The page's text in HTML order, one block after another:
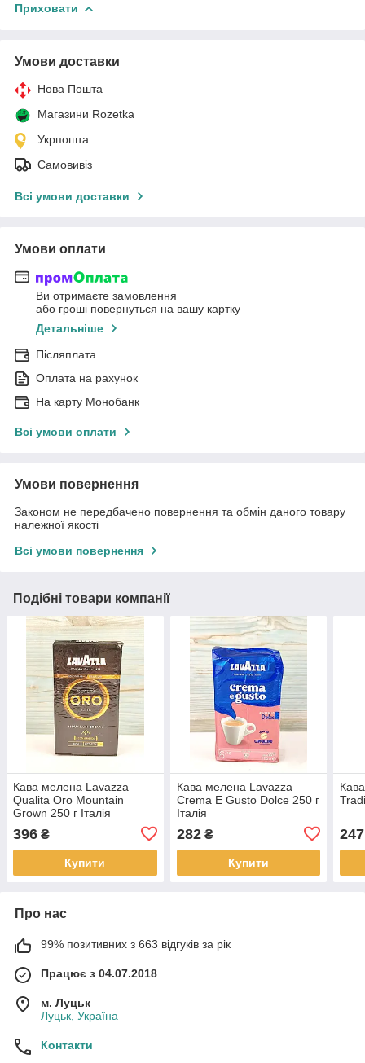
Приховати
Умови доставки
Нова Пошта
Магазини Rozetka
Укрпошта
Самовивіз
Всі умови доставки
Умови оплати
Ви отримаєте замовлення
або гроші повернуться на вашу картку
Детальніше
Післяплата
Оплата на рахунок
На карту Монобанк
Всі умови оплати
Умови повернення
Законом не передбачено повернення та обмін даного товару
належної якості
Всі умови повернення
Подібні товари компанії
Кава мелена Lavazza
Qualita Oro Mountain
Grown 250 г Італія
396 ₴
Купити
Кава мелена Lavazza
Crema E Gusto Dolce 250 г
Італія
282₴
Купити
247
Про нас
99% позитивних з 663 відгуків за рік
Працює з 04.07.2018
м. Луцьк
Луцьк, Україна
Контакти